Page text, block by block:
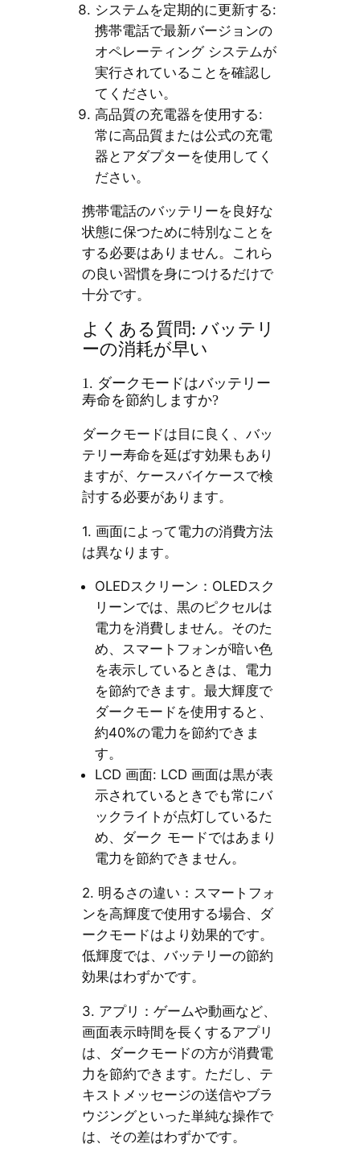
システムを定期的に更新する:
携帯電話で最新バージョンの
オペレーティング システムが
実行されていることを確認し
てください。
高品質の充電器を使用する:
常に高品質または公式の充電
器とアダプターを使用してく
ださい。
携帯電話のバッテリーを良好な
状態に保つために特別なことを
する必要はありません。これら
の良い習慣を身につけるだけで
十分です。
よくある質問: バッテリ
ーの消耗が早い
1. ダークモードはバッテリー
寿命を節約しますか?
ダークモードは目に良く、バッ
テリー寿命を延ばす効果もあり
ますが、ケースバイケースで検
討する必要があります。
1. 画面によって電力の消費方法
は異なります。
OLEDスクリーン：OLEDスク
リーンでは、黒のピクセルは
電力を消費しません。そのた
め、スマートフォンが暗い色
を表示しているときは、電力
を節約できます。最大輝度で
ダークモードを使用すると、
約40%の電力を節約できま
す。
LCD 画面: LCD 画面は黒が表
示されているときでも常にバ
ックライトが点灯しているた
め、ダーク モードではあまり
電力を節約できません。
2. 明るさの違い：スマートフォ
ンを高輝度で使用する場合、ダ
ークモードはより効果的です。
低輝度では、バッテリーの節約
効果はわずかです。
3. アプリ：ゲームや動画など、
画面表示時間を長くするアプリ
は、ダークモードの方が消費電
力を節約できます。ただし、テ
キストメッセージの送信やブラ
ウジングといった単純な操作で
は、その差はわずかです。